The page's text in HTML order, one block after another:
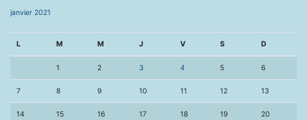
janvier 2021
L M M J V S D
1 2 3 4 5 6
7 8 9 10 11 12 13
14 15 16 17 18 19 20